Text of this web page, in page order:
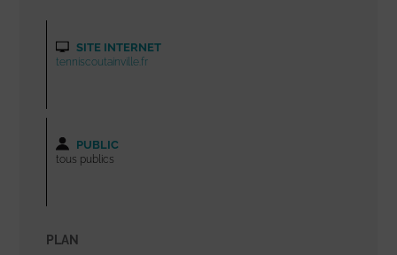
SITE INTERNET
tenniscoutainville.fr
PUBLIC
tous publics
PLAN